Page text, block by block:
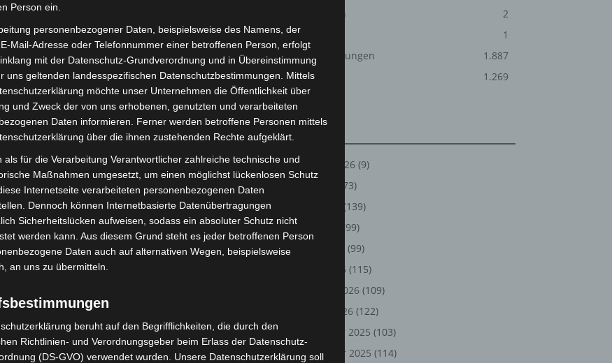
in Objekten statt, die baulich und
sich die Ausbildungsverantwortlichen der
HS-C. Hempelmann KG zurückgreifen zu
weitläufigen Gewerbegebiete mit ihren
aus dem handwerklichen und
mit dem Gerätewagen Messtechnik
der Stadtfeuerwehr Langenhagen und ist
hinweg tätig.
Menschen
2
Über uns
1
Veranstaltungen
1.887
Welt
1.269
August 2026 (9)
(73)
(139)
(99)
(99)
März 2026 (115)
Februar 2026 (109)
Januar 2026 (122)
Dezember 2025 (103)
November 2025 (114)
Person ein.
personenbezogener Daten, beispielsweise des Namens, der
Mail-Adresse oder Telefonnummer einer betroffenen Person, erfolgt
mit der Datenschutz-Grundverordnung und in Übereinstimmung
uns geltenden landesspezifischen Datenschutzbestimmungen. Mittels
möchte unser Unternehmen die Öffentlichkeit über
und Zweck der von uns erhobenen, genutzten und verarbeiteten
Daten informieren. Ferner werden betroffene Personen mittels
über die ihnen zustehenden Rechte aufgeklärt.
als für die Verarbeitung Verantwortlicher zahlreiche technische und
Maßnahmen umgesetzt, um einen möglichst lückenlosen Schutz
Internetseite verarbeiteten personenbezogenen Daten
Dennoch können Internetbasierte Datenübertragungen
Sicherheitslücken aufweisen, sodass ein absoluter Schutz nicht
werden kann. Aus diesem Grund steht es jeder betroffenen Person
Daten auch auf alternativen Wegen, beispielsweise
an uns zu übermitteln.
beruht auf den Begrifflichkeiten, die durch den
Richtlinien- und Verordnungsgeber beim Erlass der Datenschutz-
(DS-GVO) verwendet wurden. Unsere Datenschutzerklärung soll